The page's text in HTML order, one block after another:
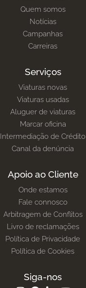
Quem somos
Notícias
Campanhas
Carreiras
Serviços
Viaturas novas
Viaturas usadas
Aluguer de viaturas
Marcar oficina
Intermediação de Crédito
Canal da denúncia
Apoio ao Cliente
Onde estamos
Fale connosco
Arbitragem de Conflitos
Livro de reclamações
Política de Privacidade
Política de Cookies
Siga-nos